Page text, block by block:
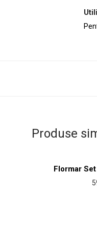
Produse
Flormar